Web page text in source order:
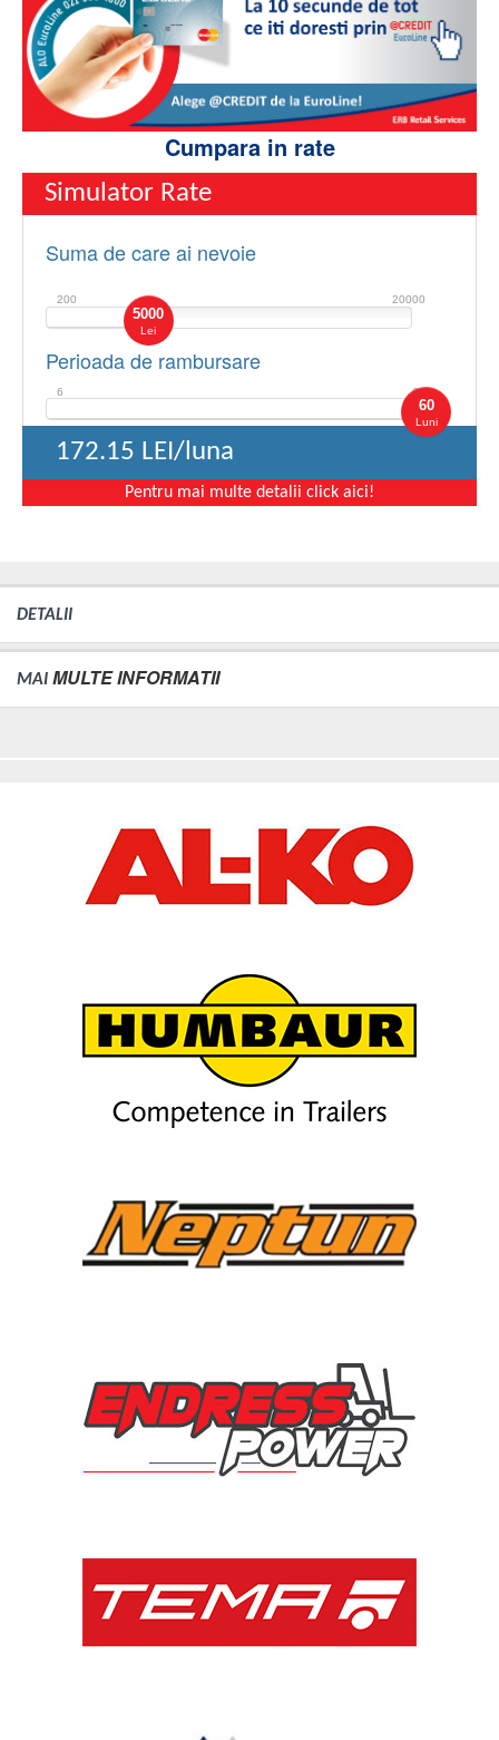
Cumpara in rate
Simulator Rate
Suma de care ai nevoie
5000
Lei
200 20000
Perioada de rambursare
60
Luni
6 60
172.15 LEI/luna
Pentru mai multe detalii click aici!
DETALII
MAI MULTE INFORMATII